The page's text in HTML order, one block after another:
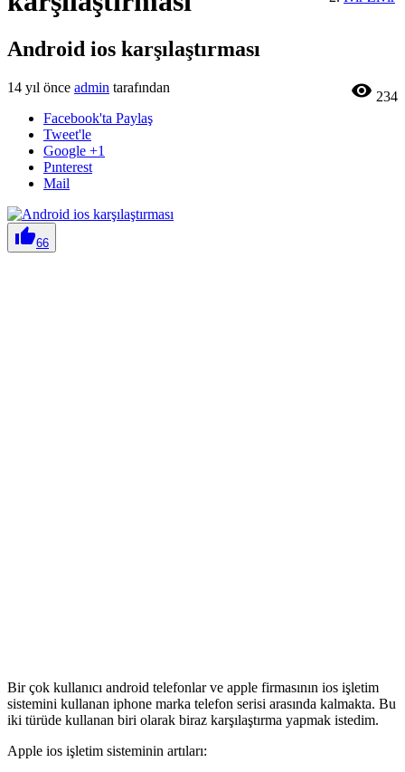
Android ios karşılaştırması
14 yıl önce admin tarafından  234
Facebook'ta Paylaş
Tweet'le
Google +1
Pınterest
Mail
66
Bir çok kullanıcı android telefonlar ve apple firmasının ios işletim
sistemini kullanan iphone marka telefon serisi arasında kalmakta. Bu
iki türüde kullanan biri olarak biraz karşılaştırma yapmak istedim.
Apple ios işletim sisteminin artıları: